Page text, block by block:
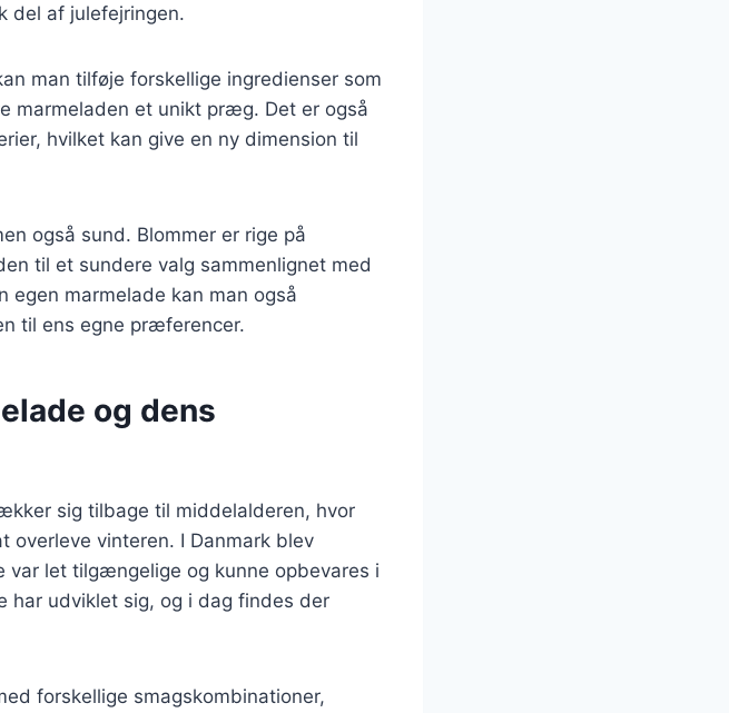
del af julefejringen.
man tilføje forskellige ingredienser som
marmeladen et unikt præg. Det er også
hvilket kan give en ny dimension til
også sund. Blommer er rige på
til et sundere valg sammenlignet med
egen marmelade kan man også
til ens egne præferencer.
og dens
sig tilbage til middelalderen, hvor
overleve vinteren. I Danmark blev
let tilgængelige og kunne opbevares i
har udviklet sig, og i dag findes der
forskellige smagskombinationer,